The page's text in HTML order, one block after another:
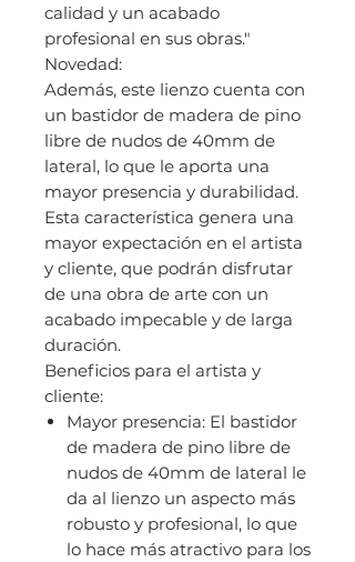
calidad y un acabado
profesional en sus obras."
Novedad:
Además, este lienzo cuenta con
un bastidor de madera de pino
libre de nudos de 40mm de
lateral, lo que le aporta una
mayor presencia y durabilidad.
Esta característica genera una
mayor expectación en el artista
y cliente, que podrán disfrutar
de una obra de arte con un
acabado impecable y de larga
duración.
Beneficios para el artista y
cliente:
Mayor presencia: El bastidor
de madera de pino libre de
nudos de 40mm de lateral le
da al lienzo un aspecto más
robusto y profesional, lo que
lo hace más atractivo para los